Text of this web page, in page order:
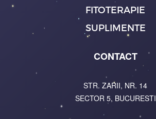
FITOTERAPIE
SUPLIMENTE
CONTACT
STR. ZARII, NR. 14
SECTOR 5, BUCURESTI